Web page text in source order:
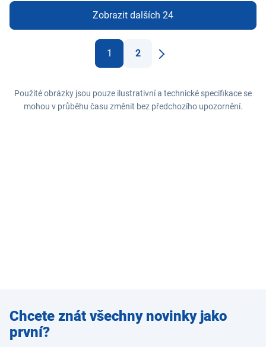
Zobrazit dalších 24
1
2
Použité obrázky jsou pouze ilustrativní a technické specifikace se
mohou v průběhu času změnit bez předchozího upozornění.
Zadejte
e-mail
Chcete znát všechny novinky jako
první?